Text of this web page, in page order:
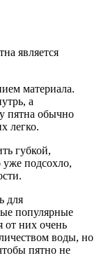
является
материала.
а
пятна обычно
легко.
губкой,
подсохло,
для
популярные
от них очень
воды, но
пятно не